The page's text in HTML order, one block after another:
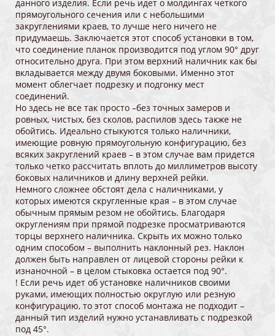
данного изделия. Если речь идет о молдингах четкого
прямоугольного сечения или с небольшими
закруглениями краев, то лучше него ничего не
придумаешь. Заключается этот способ установки в том,
что соединение планок производится под углом 90° друг
относительно друга. При этом верхний наличник как бы
вкладывается между двумя боковыми. Именно этот
момент облегчает подрезку и подгонку мест
соединений.
Но здесь не все так просто –без точных замеров и
ровных, чистых, без сколов, распилов здесь также не
обойтись. Идеально стыкуются только наличники,
имеющие ровную прямоугольную конфигурацию, без
всяких закруглений краев – в этом случае вам придется
только четко рассчитать вплоть до миллиметров высоту
боковых наличников и длину верхней рейки.
Немного сложнее обстоят дела с наличниками, у
которых имеются скругленные края – в этом случае
обычным прямым резом не обойтись. Благодаря
округлениям при прямой подрезке просматриваются
торцы верхнего наличника. Скрыть их можно только
одним способом – выполнить наклонный рез. Наклон
должен быть направлен от лицевой стороны рейки к
изнаночной – в целом стыковка остается под 90°.
! Если речь идет об установке наличников своими
руками, имеющих полностью округлую или резную
конфигурацию, то этот способ монтажа не подходит –
данный тип изделий нужно устанавливать с подрезкой
под 45°.